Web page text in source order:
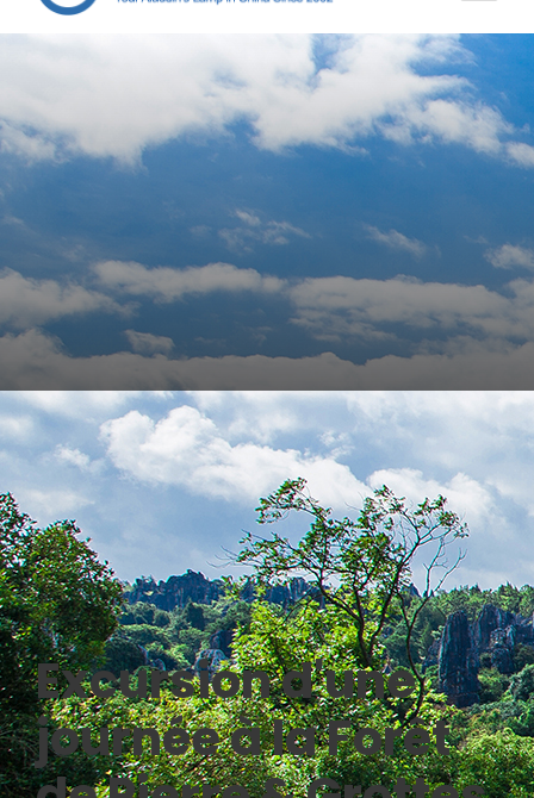
Excursion d'une
journée à la Forêt